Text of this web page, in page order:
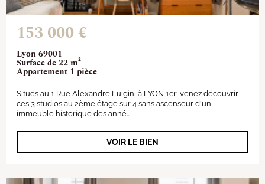
Lyon 69001
Surface de 22 m²
Appartement 1 pièce
153 000 €
Situés au 1 Rue Alexandre Luigini à LYON 1er, venez découvrir
ces 3 studios au 2ème étage sur 4 sans ascenseur d'un
immeuble historique des anné...
VOIR LE BIEN